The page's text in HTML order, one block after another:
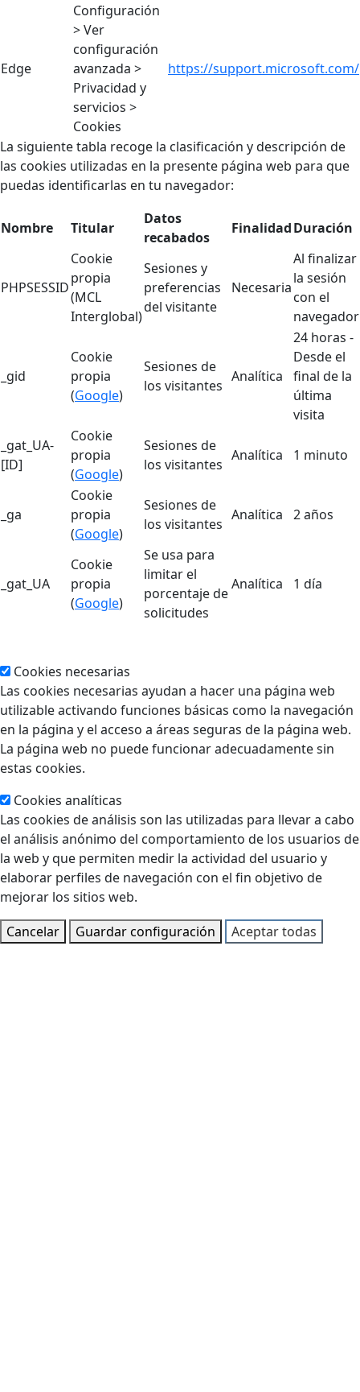
Edge
Configuración
> Ver
configuración
avanzada >
Privacidad y
servicios >
Cookies
https://support.microsoft.com/
La siguiente tabla recoge la clasificación y descripción de
las cookies utilizadas en la presente página web para que
puedas identificarlas en tu navegador:
Nombre Titular
Datos
recabados
FinalidadDuración
PHPSESSID
Cookie
propia
(MCL
Interglobal)
Sesiones y
preferencias
del visitante
Necesaria
Al finalizar
la sesión
con el
navegador
_gid
Cookie
propia
(Google)
Sesiones de
los visitantes
Analítica
24 horas -
Desde el
final de la
última
visita
_gat_UA-
[ID]
Cookie
propia
(Google)
Sesiones de
los visitantes
Analítica 1 minuto
_ga
Cookie
propia
(Google)
Sesiones de
los visitantes
Analítica 2 años
_gat_UA
Cookie
propia
(Google)
Se usa para
limitar el
porcentaje de
solicitudes
Analítica 1 día
Cookies necesarias
Las cookies necesarias ayudan a hacer una página web
utilizable activando funciones básicas como la navegación
en la página y el acceso a áreas seguras de la página web.
La página web no puede funcionar adecuadamente sin
estas cookies.
Cookies analíticas
Las cookies de análisis son las utilizadas para llevar a cabo
el análisis anónimo del comportamiento de los usuarios de
la web y que permiten medir la actividad del usuario y
elaborar perfiles de navegación con el fin objetivo de
mejorar los sitios web.
Cancelar
Guardar configuración Aceptar todas